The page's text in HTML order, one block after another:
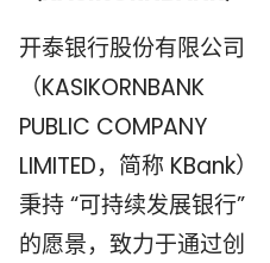
开泰银行股份有限公司
（KASIKORNBANK
PUBLIC COMPANY
LIMITED，简称 KBank）
秉持 “可持续发展银行”
的愿景，致力于通过创